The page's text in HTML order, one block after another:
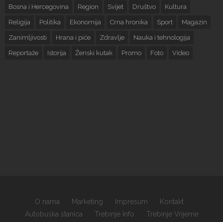
Bosna i Hercegovina Region Svijet Društvo Kultura
Religija Politika Ekonomija Crna hronika Sport Magazin
Zanimljivosti Hrana i piće Zdravlje Nauka i tehnologija
Reportaže Istorija Ženski kutak Promo Foto Video
O nama Marketing Impresum
Kontakt
Autobuska stanica
Trebinje Info Trebinje Vrijeme